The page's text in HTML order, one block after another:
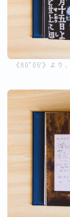
《80°05′》よ